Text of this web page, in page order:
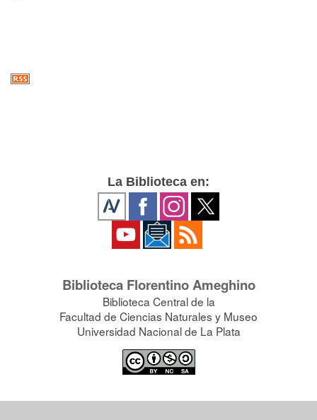
La Biblioteca en:
Biblioteca Florentino Ameghino
Biblioteca Central de la
Facultad de Ciencias Naturales y Museo
Universidad Nacional de La Plata